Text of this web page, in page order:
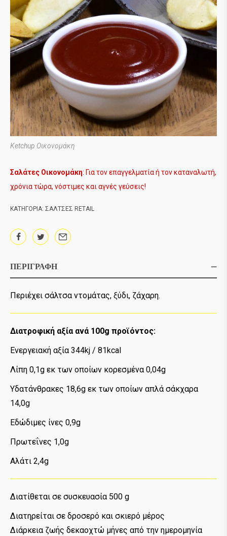
Ketchup Οικονομάκη
Σαλάτες Οικονομάκη: Για τον επαγγελματία ή τον καταναλωτή,
χρόνια τώρα, νόστιμες και αγνές γεύσεις!
ΚΑΤΗΓΟΡΊΑ: ΣΑΛΤΣΕΣ RETAIL
ΠΕΡΙΓΡΑΦΉ
Περιέχει σάλτσα ντομάτας, ξύδι, ζάχαρη.
Διατροφική αξία ανά 100g προϊόντος:
Ενεργειακή αξία 344kj / 81kcal
Λίπη 0,1g εκ των οποίων κορεσμένα 0,04g
Υδατάνθρακες 18,6g εκ των οποίων απλά σάκχαρα
14,0g
Εδώδιμες ίνες 0,9g
Πρωτεΐνες 1,0g
Αλάτι 2,4g
Διατίθεται σε συσκευασία 500 g
Διατηρείται σε δροσερό και σκιερό μέρος
Διάρκεια ζωής δεκαοχτώ μήνες από την ημερομηνία